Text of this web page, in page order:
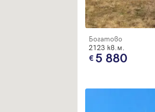
Богатово
2123 кв.м.
5 880